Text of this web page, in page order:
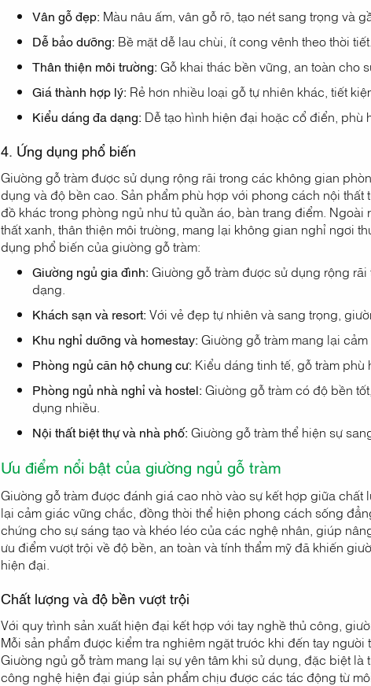
Vân gỗ đẹp: Màu nâu ấm, vân gỗ rõ, tạo nét sang trọng và
Dễ bảo dưỡng: Bề mặt dễ lau chùi, ít cong vênh theo thời tiết.
Thân thiện môi trường: Gỗ khai thác bền vững, an toàn cho
Giá thành hợp lý: Rẻ hơn nhiều loại gỗ tự nhiên khác, tiết
Kiểu dáng đa dạng: Dễ tạo hình hiện đại hoặc cổ điển, phù
4. Ứng dụng phổ biến
Giường gỗ tràm được sử dụng rộng rãi trong các không gian
dụng và độ bền cao. Sản phẩm phù hợp với phong cách nội
đồ khác trong phòng ngủ như tủ quần áo, bàn trang điểm.
thất xanh, thân thiện môi trường, mang lại không gian nghỉ ngơi
dụng phổ biến của giường gỗ tràm:
Giường ngủ gia đình: Giường gỗ tràm được sử dụng rộng
dạng.
Khách sạn và resort: Với vẻ đẹp tự nhiên và sang trọng,
Khu nghỉ dưỡng và homestay: Giường gỗ tràm mang lại
Phòng ngủ căn hộ chung cư: Kiểu dáng tinh tế, gỗ tràm
Phòng ngủ nhà nghỉ và hostel: Giường gỗ tràm có độ bền
dụng nhiều.
Nội thất biệt thự và nhà phố: Giường gỗ tràm thể hiện sự
Ưu điểm nổi bật của giường ngủ gỗ tràm
Giường gỗ tràm được đánh giá cao nhờ vào sự kết hợp giữa
lại cảm giác vững chắc, đồng thời thể hiện phong cách sống
chứng cho sự sáng tạo và khéo léo của các nghệ nhân, giúp
ưu điểm vượt trội về độ bền, an toàn và tính thẩm mỹ đã khiến
hiện đại.
Chất lượng và độ bền vượt trội
Với quy trình sản xuất hiện đại kết hợp với tay nghề thủ công,
Mỗi sản phẩm được kiểm tra nghiêm ngặt trước khi đến tay
Giường ngủ gỗ tràm mang lại sự yên tâm khi sử dụng, đặc biệt
công nghệ hiện đại giúp sản phẩm chịu được các tác động từ